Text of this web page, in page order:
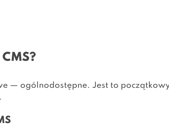
— ogólnodostępne. Jest to